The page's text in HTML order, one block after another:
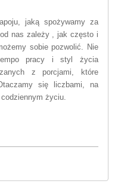
jaką spożywamy za
nas zależy , jak często i
sobie pozwolić. Nie
pracy i styl życia
z porcjami, które
się liczbami, na
życiu.